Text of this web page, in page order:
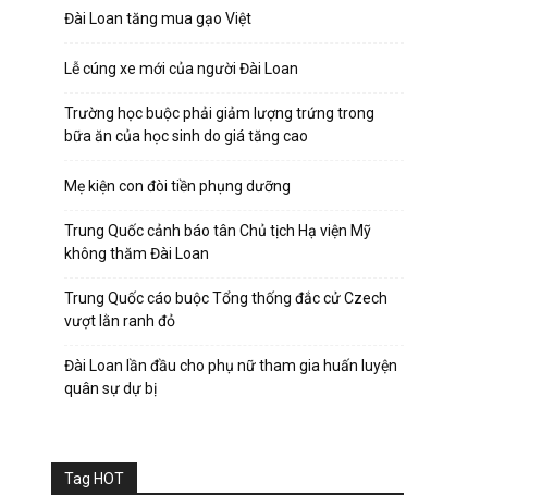
Đài Loan tăng mua gạo Việt
Lễ cúng xe mới của người Đài Loan
Trường học buộc phải giảm lượng trứng trong
bữa ăn của học sinh do giá tăng cao
Mẹ kiện con đòi tiền phụng dưỡng
Trung Quốc cảnh báo tân Chủ tịch Hạ viện Mỹ
không thăm Đài Loan
Trung Quốc cáo buộc Tổng thống đắc cử Czech
vượt lằn ranh đỏ
Đài Loan lần đầu cho phụ nữ tham gia huấn luyện
quân sự dự bị
Tag HOT